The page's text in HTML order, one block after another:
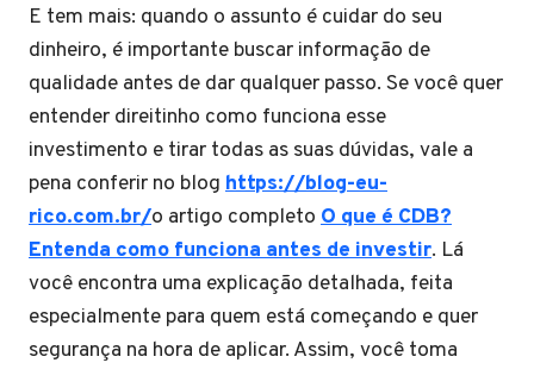
E tem mais: quando o assunto é cuidar do seu
dinheiro, é importante buscar informação de
qualidade antes de dar qualquer passo. Se você quer
entender direitinho como funciona esse
investimento e tirar todas as suas dúvidas, vale a
pena conferir no blog https://blog-eu-
rico.com.br/o artigo completo O que é CDB?
Entenda como funciona antes de investir. Lá
você encontra uma explicação detalhada, feita
especialmente para quem está começando e quer
segurança na hora de aplicar. Assim, você toma